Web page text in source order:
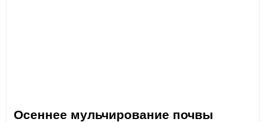
Осеннее мульчирование почвы